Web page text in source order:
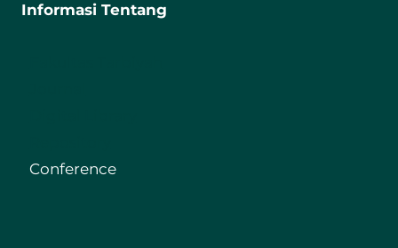
Informasi Tentang
Conference